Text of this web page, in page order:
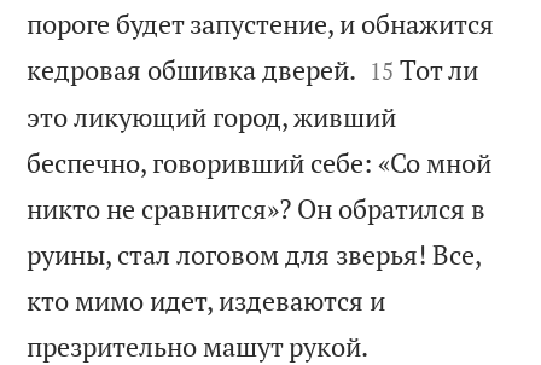
пороге будет запустение, и обнажится
кедровая обшивка дверей. 

15 Тот ли
это ликующий город, живший
беспечно, говоривший себе: «Со мной
никто не сравнится»? Он обратился в
руины, стал логовом для зверья! Все,
кто мимо идет, издеваются и
презрительно машут рукой.